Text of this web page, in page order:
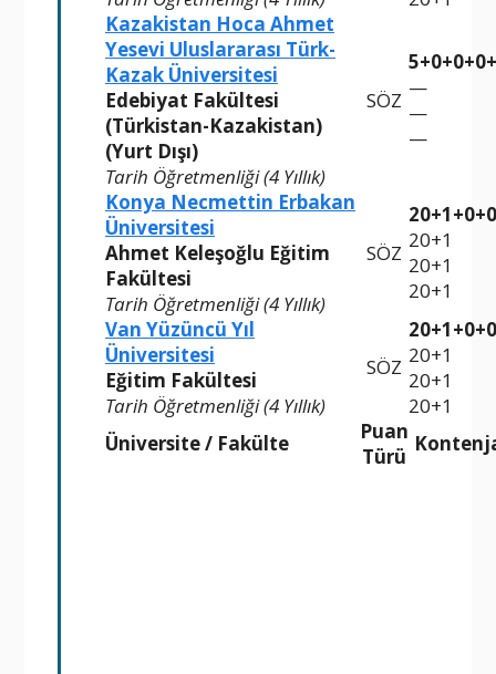
Kazakistan Hoca Ahmet
Yesevi Uluslararası Türk-
Kazak Üniversitesi
Edebiyat Fakültesi
(Türkistan-Kazakistan)
(Yurt Dışı)
Tarih Öğretmenliği (4 Yıllık)
SÖZ
—
—
—
Konya Necmettin Erbakan
Üniversitesi
Ahmet Keleşoğlu Eğitim
Fakültesi
Tarih Öğretmenliği (4 Yıllık)
SÖZ
20+1
20+1
20+1
Van Yüzüncü Yıl
Üniversitesi
Eğitim Fakültesi
Tarih Öğretmenliği (4 Yıllık)
SÖZ 20+1
20+1
20+1
Üniversite / Fakülte
Puan
Türü